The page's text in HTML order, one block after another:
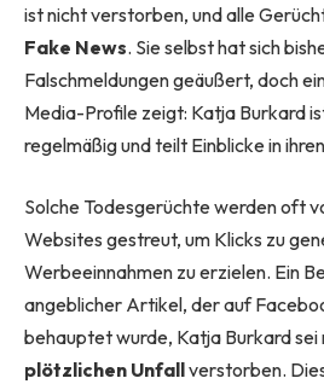
ist nicht verstorben, und alle
Fake News. Sie selbst hat sich
Falschmeldungen geäußert, doch
Media-Profile zeigt: Katja Burkard
regelmäßig und teilt Einblicke in
Solche Todesgerüchte werden oft
Websites gestreut, um Klicks zu
Werbeeinnahmen zu erzielen. Ein
angeblicher Artikel, der auf
behauptet wurde, Katja Burkard sei
plötzlichen Unfallverstorben.